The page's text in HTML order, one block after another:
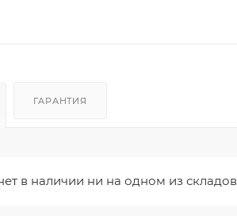
ГАРАНТИЯ
в наличии ни на одном из складов